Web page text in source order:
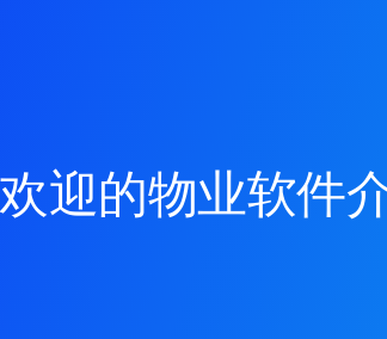
迎的物业软件